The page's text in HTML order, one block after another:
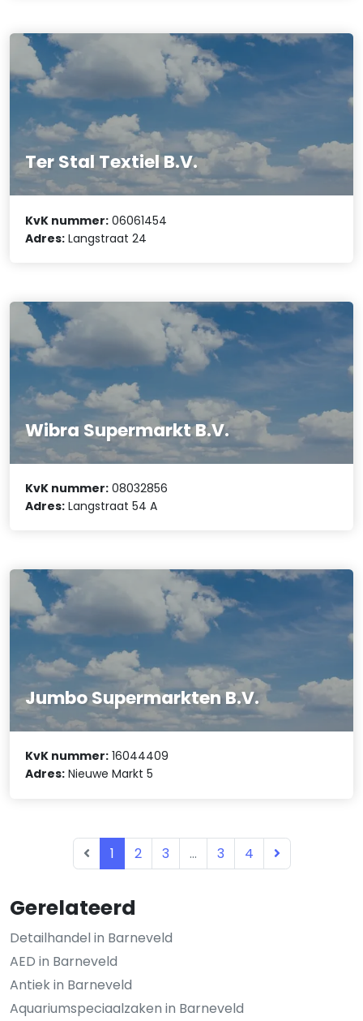
Gerelateerd
Detailhandel in Barneveld
AED in Barneveld
Antiek in Barneveld
Aquariumspeciaalzaken in Barneveld
Ter Stal Textiel B.V.
KvK nummer: 06061454
Adres: Langstraat 24
Wibra Supermarkt B.V.
KvK nummer: 08032856
Adres: Langstraat 54 A
Jumbo Supermarkten B.V.
KvK nummer: 16044409
Adres: Nieuwe Markt 5
1 2 3 ... 3 4